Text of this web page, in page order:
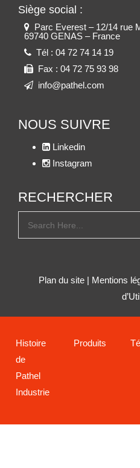
Siège social :
Parc Everest – 12/14 rue
69740 GENAS – France
Tél : 04 72 74 14 19
Fax : 04 72 75 93 98
info@pathel.com
NOUS SUIVRE
Linkedin
Instagram
RECHERCHER
Plan du site| Mentions
Histoire
de
Pathel
Industrie
Produits